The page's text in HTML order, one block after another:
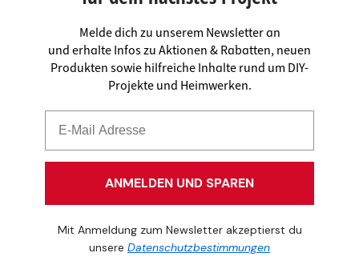
Melde dich zu unserem Newsletter an
und erhalte Infos zu Aktionen & Rabatten, neuen
Produkten sowie hilfreiche Inhalte rund um DIY-
Projekte und Heimwerken.
ANMELDEN UND SPAREN
Mit Anmeldung zum Newsletter akzeptierst du
unsere Datenschutzbestimmungen